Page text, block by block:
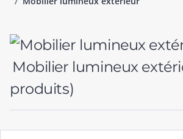
Mobilier lumineux
produits)